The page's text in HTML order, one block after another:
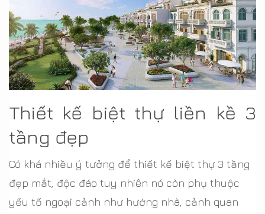
Thiết kế biệt thự liền kề 3
tầng đẹp
Có khá nhiều ý tưởng để thiết kế biệt thự 3 tầng
đẹp mắt, độc đáo tuy nhiên nó còn phụ thuộc
yếu tố ngoại cảnh như hướng nhà, cảnh quan